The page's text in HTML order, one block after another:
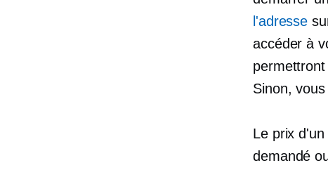
l'adresse
accéder à
Sinon,
Le prix
demandé